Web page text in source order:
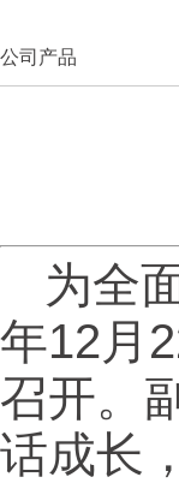
公司产品
为全
年12月
召开。
话成长